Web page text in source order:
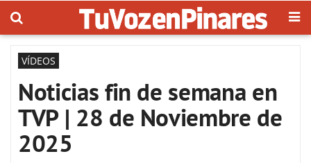
VÍDEOS
Noticias fin de semana en
TVP | 28 de Noviembre de
2025